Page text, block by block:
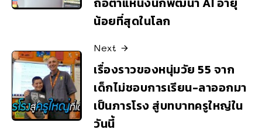
น้อยที่สุดในโลก
Next
เรื่องราวของหนุ่มวัย 55 จาก
เด็กไม่ชอบการเรียน-ลาออกมา
เป็นภารโรง สู่บทบาทครูใหญ่ใน
วันนี้